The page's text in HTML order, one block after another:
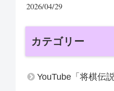
2026/04/29
カテゴリー
YouTube「将棋伝説